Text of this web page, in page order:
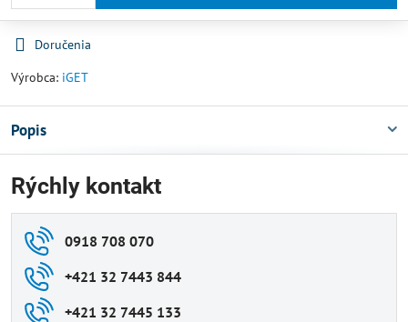
Doručenia
Výrobca: iGET
Popis
Rýchly kontakt
0918 708 070
+421 32 7443 844
+421 32 7445 133